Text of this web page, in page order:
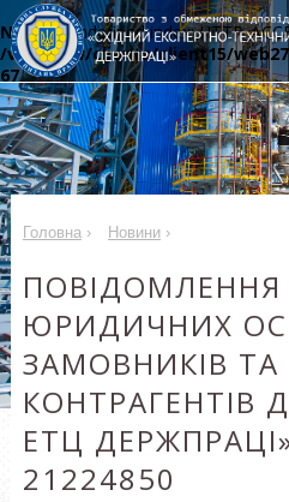
Notice: Undefined index:
/var/www/clients/client15/
67
Головна› Новини›
ПОВІДОМЛЕННЯ
ЮРИДИЧНИХ
ЗАМОВНИКІВ ТА
КОНТРАГЕНТІВ
ЕТЦ
21224850